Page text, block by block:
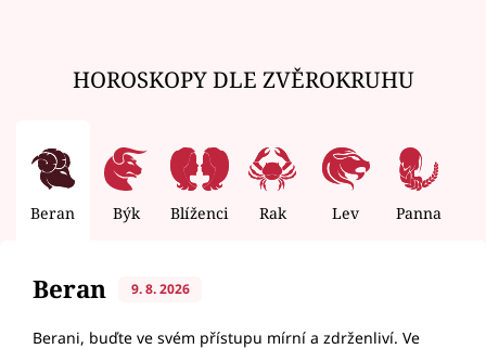
HOROSKOPY DLE ZVĚROKRUHU
Beran Býk Blíženci Rak Lev Panna
Beran 9. 8. 2026
Berani, buďte ve svém přístupu mírní a zdrženliví. Ve